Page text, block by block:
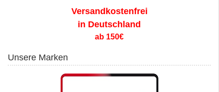
Versandkostenfrei
in Deutschland
ab 150€
Unsere Marken